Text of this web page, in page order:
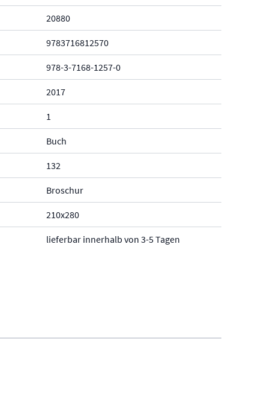
20880
9783716812570
978-3-7168-1257-0
2017
1
Buch
132
Broschur
210x280
lieferbar innerhalb von 3-5 Tagen